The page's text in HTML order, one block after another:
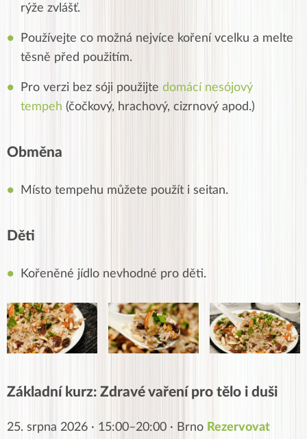
rýže zvlášť.
Používejte co možná nejvíce koření vcelku a melte
těsně před použitím.
Pro verzi bez sóji použijte domácí nesójový
tempeh (čočkový, hrachový, cizrnový apod.)
Obměna
Místo tempehu můžete použít i seitan.
Děti
Kořeněné jídlo nevhodné pro děti.
Základní kurz: Zdravé vaření pro tělo i duši
25. srpna 2026 · 15:00–20:00 · Brno Rezervovat